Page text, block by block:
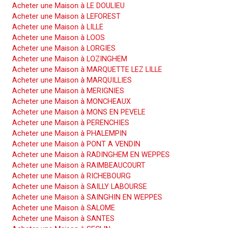
Acheter une Maison à LE DOULIEU
Acheter une Maison à LEFOREST
Acheter une Maison à LILLE
Acheter une Maison à LOOS
Acheter une Maison à LORGIES
Acheter une Maison à LOZINGHEM
Acheter une Maison à MARQUETTE LEZ LILLE
Acheter une Maison à MARQUILLIES
Acheter une Maison à MERIGNIES
Acheter une Maison à MONCHEAUX
Acheter une Maison à MONS EN PEVELE
Acheter une Maison à PERENCHIES
Acheter une Maison à PHALEMPIN
Acheter une Maison à PONT A VENDIN
Acheter une Maison à RADINGHEM EN WEPPES
Acheter une Maison à RAIMBEAUCOURT
Acheter une Maison à RICHEBOURG
Acheter une Maison à SAILLY LABOURSE
Acheter une Maison à SAINGHIN EN WEPPES
Acheter une Maison à SALOME
Acheter une Maison à SANTES